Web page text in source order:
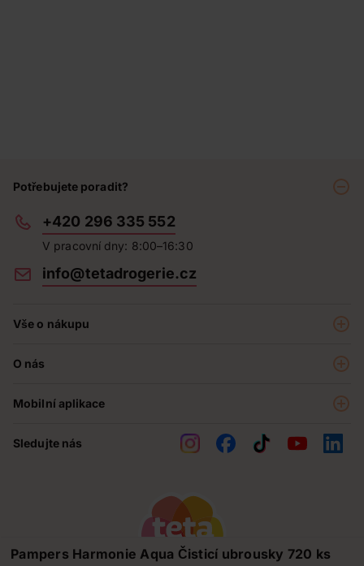
Pampers Harmonie Aqua Čisticí ubrousky 720 ks
Potřebujete poradit?
+420 296 335 552
V pracovní dny: 8:00–16:30
info@tetadrogerie.cz
Vše o nákupu
Prodejny
Obchodní podmínky
O nás
Teta pomáhá
Kontakty
Mobilní aplikace
Sledujte nás